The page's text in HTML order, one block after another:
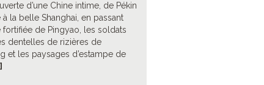
d’une Chine intime, de Pékin
à la belle Shanghai, en passant
fortifiée de Pingyao, les soldats
dentelles de rizières de
et les paysages d’estampe de
un joli voyage hors sentiers entre